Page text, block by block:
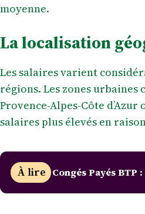
moyenne.
La localisation
Les salaires varient
régions. Les zones urbaines
Provence-Alpes-Côte
salaires plus élevés en
À lire Congés Payés BTP